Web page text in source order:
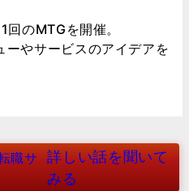
のMTGを開催。
ーやサービスのアイデアを
職サ
詳しい話を聞いて
みる